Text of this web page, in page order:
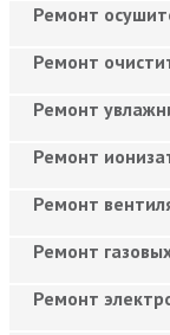
Ремонт
Ремонт
Ремонт
Ремонт
Ремонт
Ремонт
Ремонт